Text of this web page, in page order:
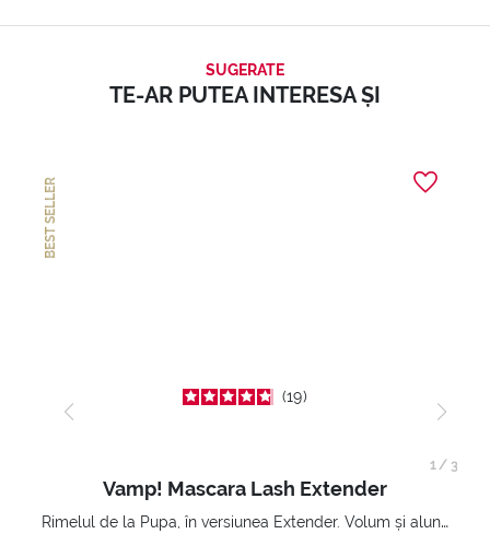
SUGERATE
TE-AR PUTEA INTERESA ȘI
BEST SELLER
19
Vamp! Mascara Lash Extender
Rimelul de la Pupa, în versiunea Extender. Volum și alungire 3D. Gene amplificate și ridicate la infinit.
1/ 3